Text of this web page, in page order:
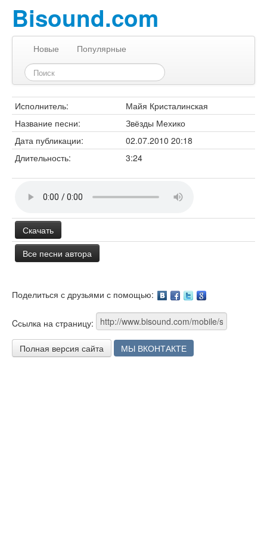
Bisound.com
Новые Популярные
Исполнитель:
Майя Кристалинская
Название песни:
Звёзды Мехико
Дата публикации:
02.07.2010 20:18
Длительность:
3:24
Скачать
Все песни автора
Поделиться с друзьями с помощью:
Cсылка на страницу:
Полная версия сайта МЫ ВКОНТАКТЕ